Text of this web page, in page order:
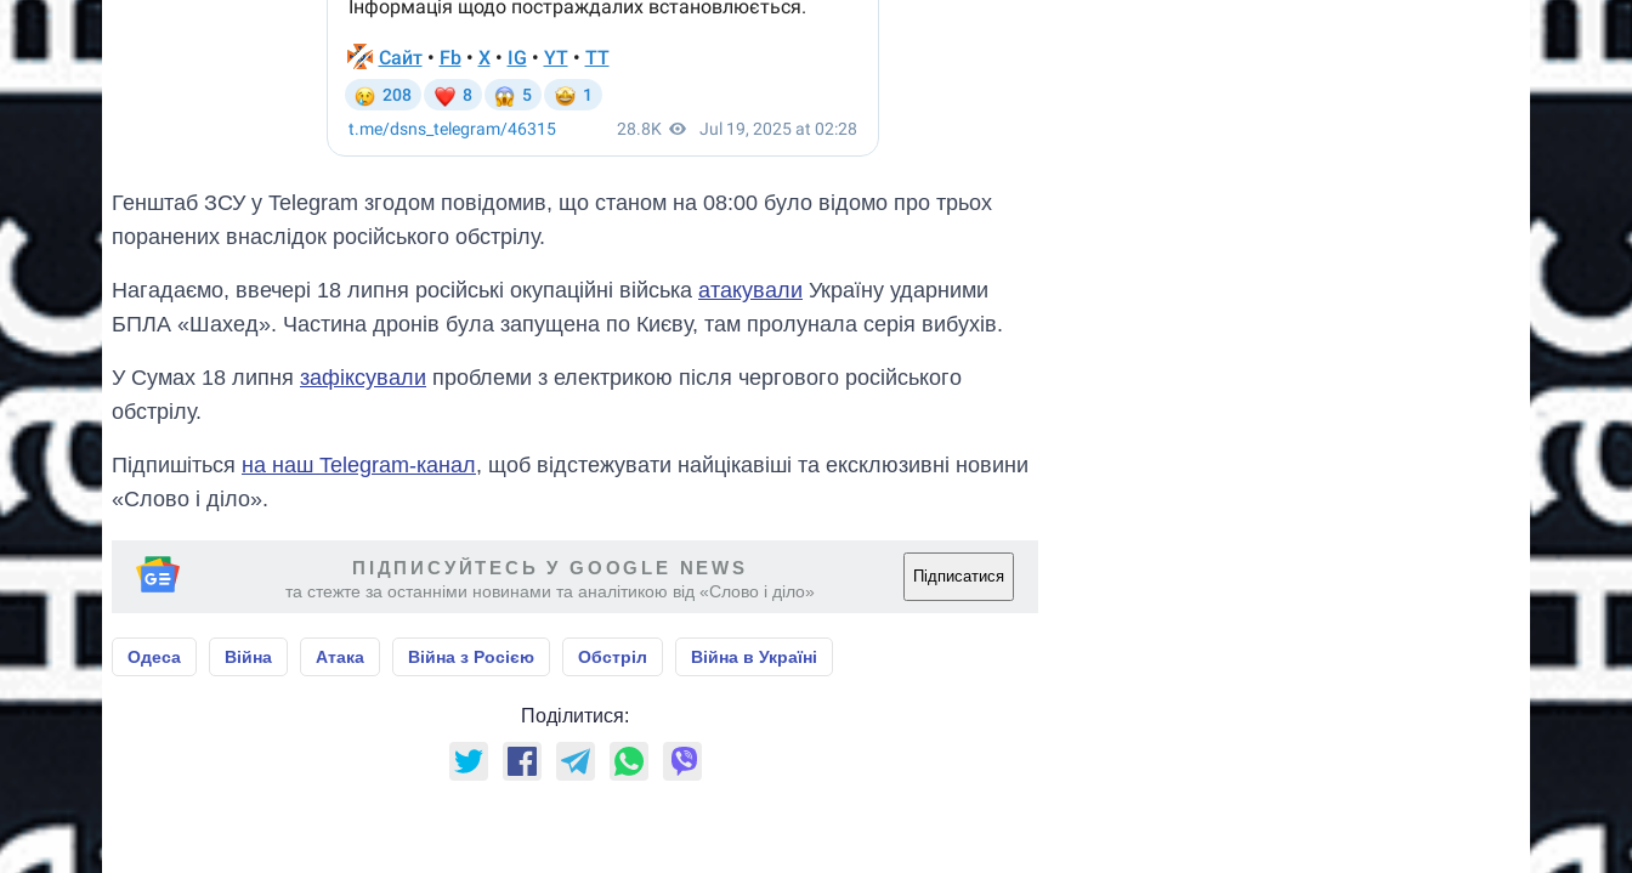
Генштаб ЗСУ у Telegram згодом повідомив, що станом на 08:00 було відомо про трьох
поранених внаслідок російського обстрілу.
Нагадаємо, ввечері 18 липня російські окупаційні війська атакували Україну ударними
БПЛА «Шахед». Частина дронів була запущена по Києву, там пролунала серія вибухів.
У Сумах 18 липня зафіксували проблеми з електрикою після чергового російського
обстрілу.
Підпишіться на наш Telegram-канал, щоб відстежувати найцікавіші та ексклюзивні новини
«Слово і діло».
ПІДПИСУЙТЕСЬ У GOOGLE NEWS
та стежте за останніми новинами та аналітикою від «Слово і діло»
Підписатися
Одеса Війна Атака Війна з Росією Обстріл Війна в Україні
Поділитися: